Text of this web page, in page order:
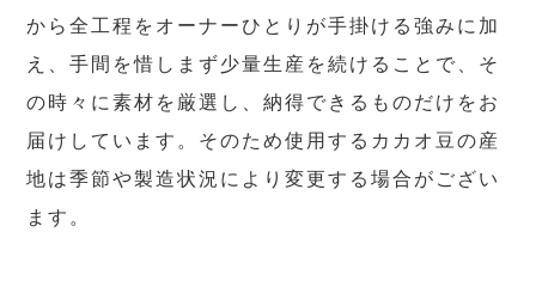
から全工程をオーナーひとりが手掛ける強みに加
え、手間を惜しまず少量生産を続けることで、そ
の時々に素材を厳選し、納得できるものだけをお
届けしています。そのため使用するカカオ豆の産
地は季節や製造状況により変更する場合がござい
ます。